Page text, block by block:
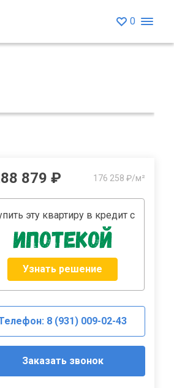
0
879 ₽ 176 258 ₽/м²
эту квартиру в кредит с
Узнать решение
8 (931) 009-02-43
Заказать звонок